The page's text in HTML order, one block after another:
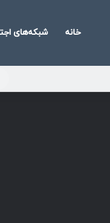
خانه شبکه‌های